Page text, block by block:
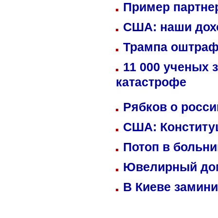
Пример
США: наши
Трампа
11 000 ученых
катастрофе
Рябков о
США:
Потоп в
Ювелирный
В Киеве